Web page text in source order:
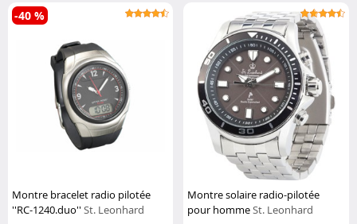
Montre bracelet radio pilotée
''RC-1240.duo'' St. Leonhard
-40 %
Montre solaire radio-pilotée
pour hommeSt. Leonhard